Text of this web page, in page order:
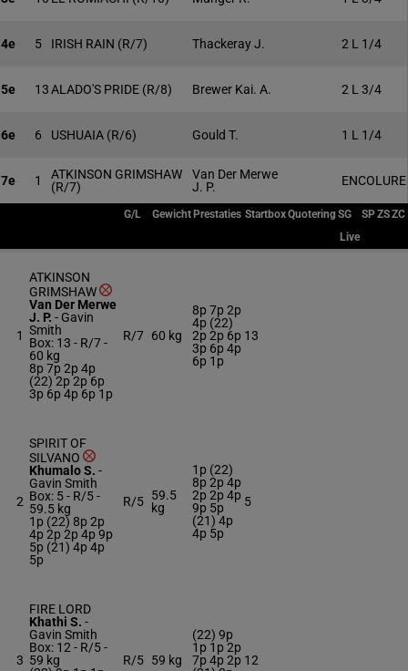
4e 5 IRISH RAIN (R/7) Thackeray J. 2 L 1/4
5e 13ALADO'S PRIDE (R/8) Brewer Kai. A. 2 L 3/4
6e 6 USHUAIA (R/6) Gould T. 1 L 1/4
7e 1
ATKINSON GRIMSHAW
(R/7)
Van Der Merwe
J. P.
ENCOLURE
G/L Gewicht Prestaties StartboxQuoteringSG SPZSZC
Live
1
ATKINSON
GRIMSHAW
Van Der Merwe
J. P. - Gavin
Smith
Box: 13 - R/7 -
60 kg
8p 7p 2p 4p
(22) 2p 2p 6p
3p 6p 4p 6p 1p
R/7 60 kg
8p 7p 2p
4p (22)
2p 2p 6p
3p 6p 4p
6p 1p
13
2
SPIRIT OF
SILVANO
Khumalo S. -
Gavin Smith
Box: 5 - R/5 -
59.5 kg
1p (22) 8p 2p
4p 2p 2p 4p 9p
5p (21) 4p 4p
5p
R/5 59.5
kg
1p (22)
8p 2p 4p
2p 2p 4p
9p 5p
(21) 4p
4p 5p
5
3
FIRE LORD
Khathi S. -
Gavin Smith
Box: 12 - R/5 -
59 kg
R/5 59 kg
(22) 9p
1p 1p 2p
7p 4p 2p 12